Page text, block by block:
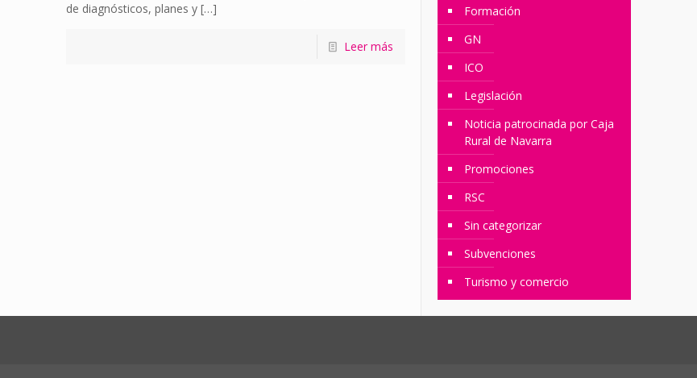
de diagnósticos, planes y[…]
Leer más
Formación
GN
ICO
Legislación
Noticia patrocinada por Caja
Rural de Navarra
Promociones
RSC
Sin categorizar
Subvenciones
Turismo y comercio